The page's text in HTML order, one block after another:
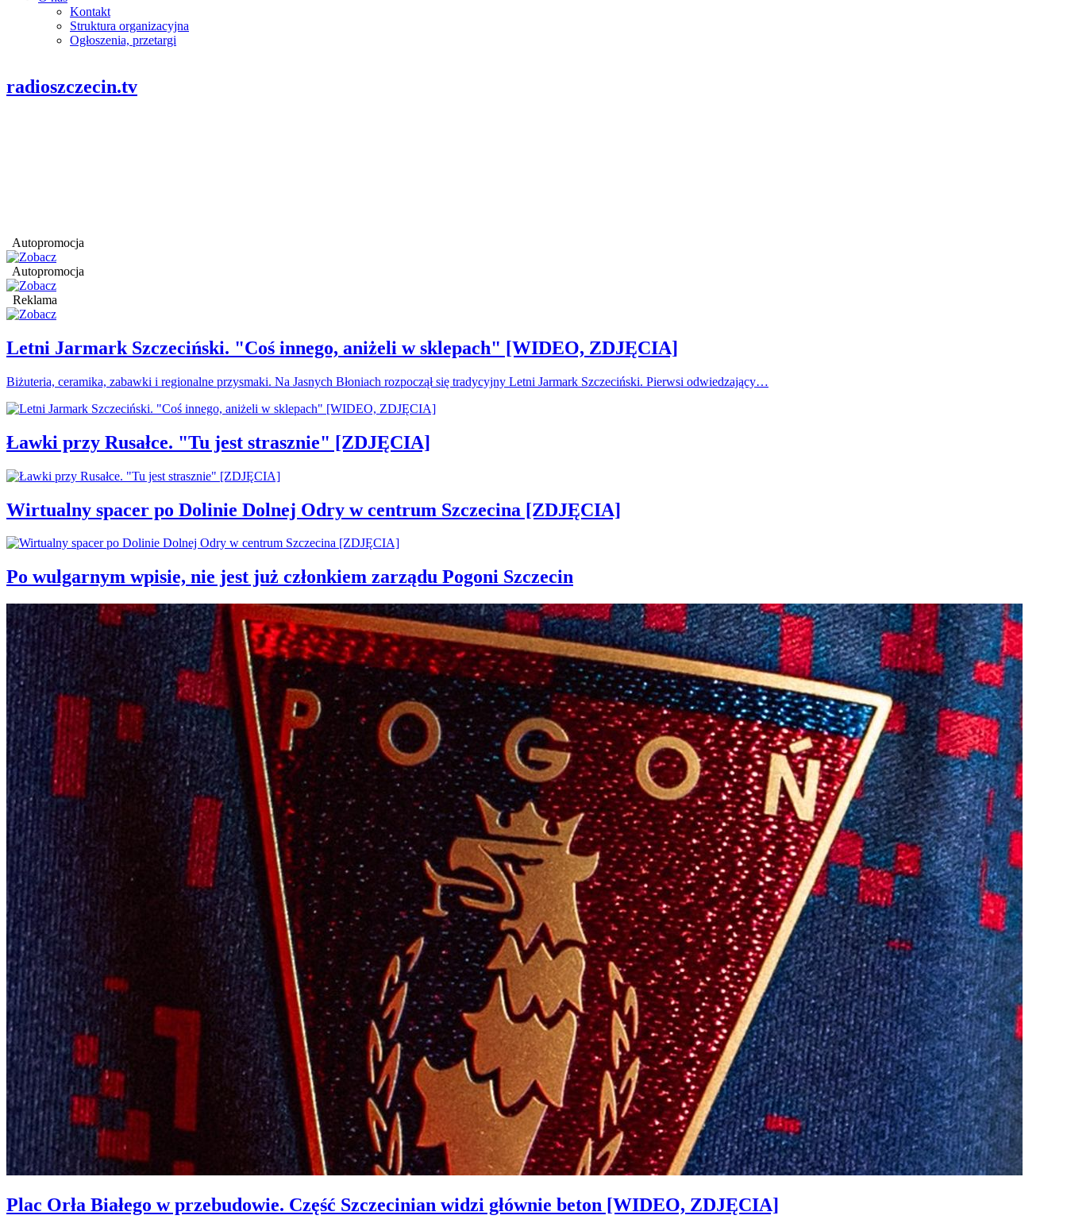
Kontakt
Struktura organizacyjna
Ogłoszenia, przetargi
radioszczecin.tv
Autopromocja
Autopromocja
Reklama
Letni Jarmark Szczeciński. "Coś innego, aniżeli w sklepach" [WIDEO, ZDJĘCIA]
Biżuteria, ceramika, zabawki i regionalne przysmaki. Na Jasnych Błoniach rozpoczął się tradycyjny Letni Jarmark Szczeciński. Pierwsi odwiedzający…
Ławki przy Rusałce. "Tu jest strasznie" [ZDJĘCIA]
Wirtualny spacer po Dolinie Dolnej Odry w centrum Szczecina [ZDJĘCIA]
Po wulgarnym wpisie, nie jest już członkiem zarządu Pogoni Szczecin
Plac Orła Białego w przebudowie. Część Szczecinian widzi głównie beton [WIDEO, ZDJĘCIA]